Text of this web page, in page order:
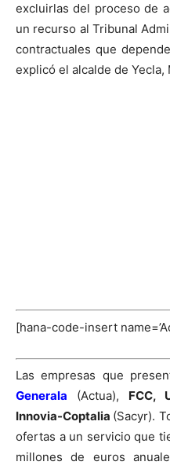
excluirlas del proceso de
un recurso al Tribunal
contractuales que
explicó el alcalde de Yecla,
[hana-code-insert
Las empresas que
Generala (Actua), FCC,
Innovia-Coptalia (Sacyr).
ofertas a un servicio que
millones de euros